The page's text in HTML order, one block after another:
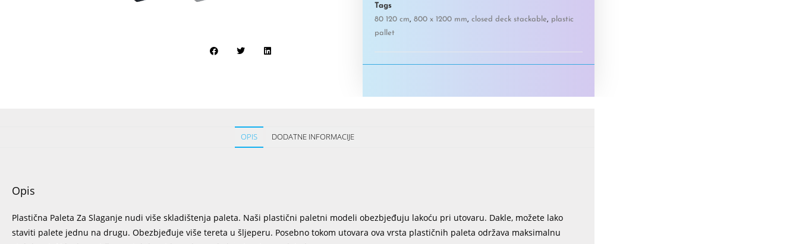
Tags
80 120 cm, 800 x 1200 mm, closed deck stackable, plastic
pallet
OPIS DODATNE INFORMACIJE
Opis
Plastična Paleta Za Slaganje nudi više skladištenja paleta. Naši plastični paletni modeli obezbjeđuju lakoću pri utovaru. Dakle, možete lako
staviti palete jednu na drugu. Obezbjeđuje više tereta u šljeperu. Posebno tokom utovara ova vrsta plastičnih paleta održava maksimalnu